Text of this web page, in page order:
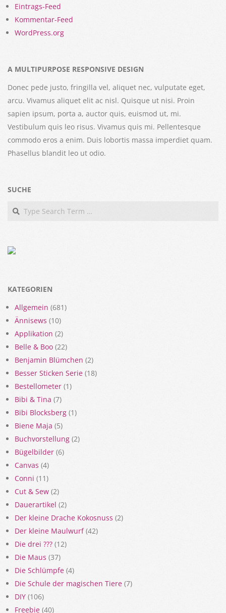
Eintrags-Feed
Kommentar-Feed
WordPress.org
A MULTIPURPOSE RESPONSIVE DESIGN
Donec pede justo, fringilla vel, aliquet nec, vulputate eget,
arcu. Vivamus aliquet elit ac nisl. Quisque ut nisi. Proin
sapien ipsum, porta a, auctor quis, euismod ut, mi.
Vestibulum quis leo risus. Vivamus quis mi. Pellentesque
commodo eros a enim. Duis lobortis massa imperdiet quam.
Phasellus blandit leo ut odio.
SUCHE
Search
KATEGORIEN
Allgemein (681)
Ännisews (10)
Applikation (2)
Belle & Boo (22)
Benjamin Blümchen (2)
Besser Sticken Serie (18)
Bestellometer (1)
Bibi & Tina (7)
Bibi Blocksberg (1)
Biene Maja (5)
Buchvorstellung (2)
Bügelbilder (6)
Canvas (4)
Conni (11)
Cut & Sew (2)
Dauerartikel (2)
Der kleine Drache Kokosnuss (2)
Der kleine Maulwurf(42)
Die drei ??? (12)
Die Maus (37)
Die Schlümpfe (4)
Die Schule der magischen Tiere (7)
DIY (106)
Freebie (40)